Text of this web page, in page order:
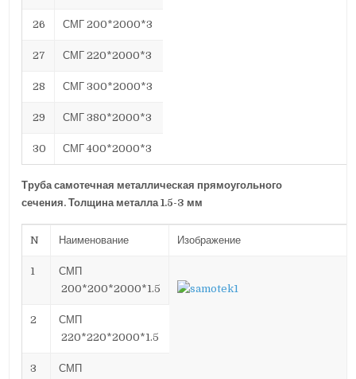
26 СМГ 200*2000*3
27 СМГ 220*2000*3
28 СМГ 300*2000*3
29 СМГ 380*2000*3
30 СМГ 400*2000*3
Труба самотечная металлическая прямоугольного
сечения. Толщина металла 1.5-3 мм
N Наименование Изображение
1
СМП
200*200*2000*1.5
2
СМП
220*220*2000*1.5
3
СМП